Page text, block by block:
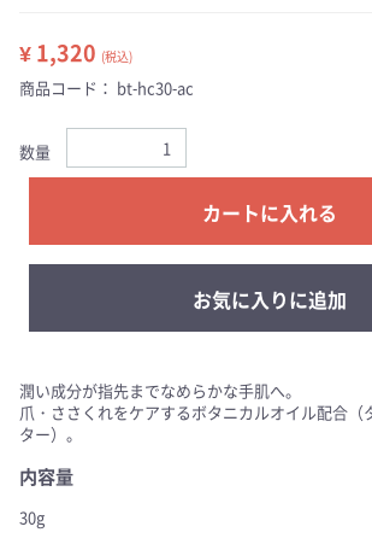
¥ 1,320 (税込)
商品コード： bt-hc30-ac
数量
カートに入れる
お気に入りに追加
潤い成分が指先までなめらかな手肌へ。
爪・ささくれをケアするボタニカルオイル配合（
ター）。
内容量
30g